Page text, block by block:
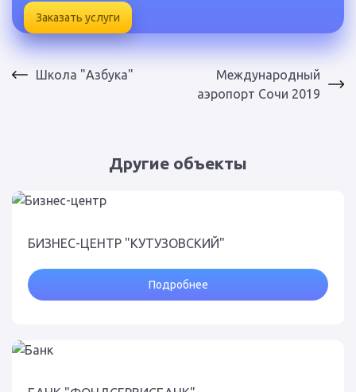
Заказать услуги
Школа "Азбука"
Международный
аэропорт Сочи 2019
Другие объекты
БИЗНЕС-ЦЕНТР "КУТУЗОВСКИЙ"
Подробнее